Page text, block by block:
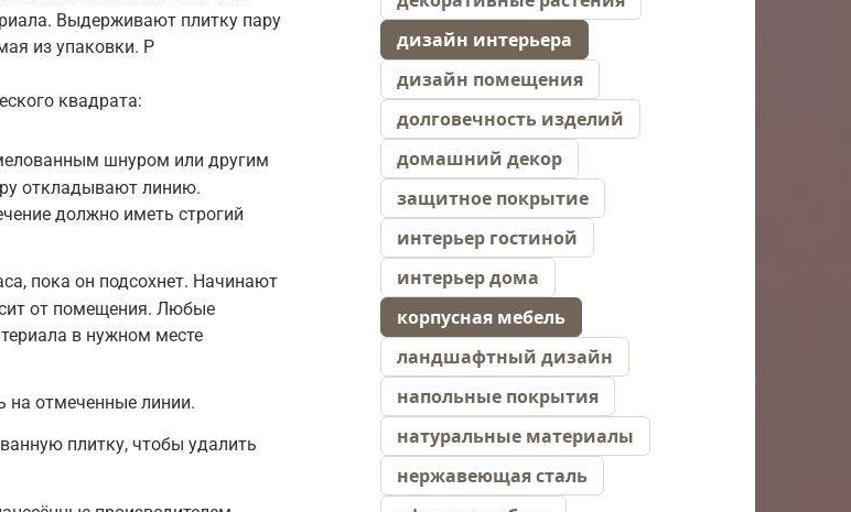
Выдерживают плитку пару
из упаковки. Р
квадрата:
шнуром или другим
откладывают линию.
должно иметь строгий
пока он подсохнет. Начинают
от помещения. Любые
в нужном месте
на отмеченные линии.
плитку, чтобы удалить
дизайн интерьера
дизайн помещения
долговечность изделий
домашний декор
защитное покрытие
интерьер гостиной
интерьер дома
корпусная мебель
ландшафтный дизайн
напольные покрытия
натуральные материалы
нержавеющая сталь